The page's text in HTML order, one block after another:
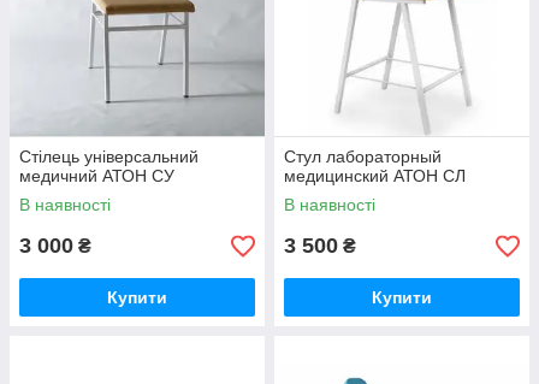
Стілець універсальний
медичний АТОН СУ
В наявності
3 000 ₴
Купити
Стул лабораторный
медицинский АТОН СЛ
В наявності
3 500 ₴
Купити